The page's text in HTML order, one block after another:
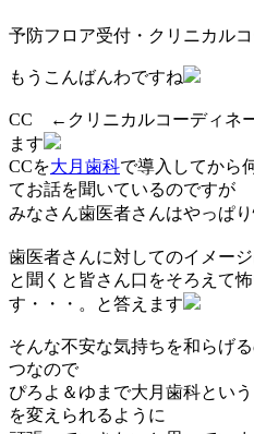
予防フロア受付・クリニカル
もうこんばんわですね
CC ←クリニカルコーディネ
ます
CCを大月歯科で導入してから
てお話を聞いているのですが
みなさん歯医者さんはやっぱ
歯医者さんに対してのイメー
と聞くと皆さん口をそろえて
す・・・。と答えます
そんな不安な気持ちを和らげ
つなので
ぴろよ＆ゆまで大月歯科とい
を変えられるように